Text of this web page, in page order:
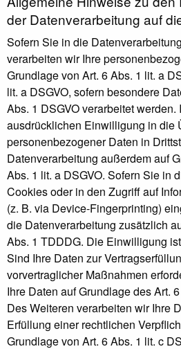
der Datenverarbeitung auf
Sofern Sie in die
verarbeiten wir Ihre
Grundlage von Art. 6 Abs. 1 lit. a
lit. a DSGVO, sofern besondere
Abs. 1 DSGVO verarbeitet werden.
ausdrücklichen Einwilligung in die
personenbezogener Daten in
Datenverarbeitung außerdem auf
Abs. 1 lit. a DSGVO. Sofern Sie in
Cookies oder in den Zugriff auf
(z. B. via Device-Fingerprinting)
die Datenverarbeitung zusätzlich
Abs. 1 TDDDG. Die Einwilligung
Sind Ihre Daten zur
vorvertraglicher Maßnahmen
Ihre Daten auf Grundlage des Art.
Des Weiteren verarbeiten wir Ihre
Erfüllung einer rechtlichen
Grundlage von Art. 6 Abs. 1 lit. c